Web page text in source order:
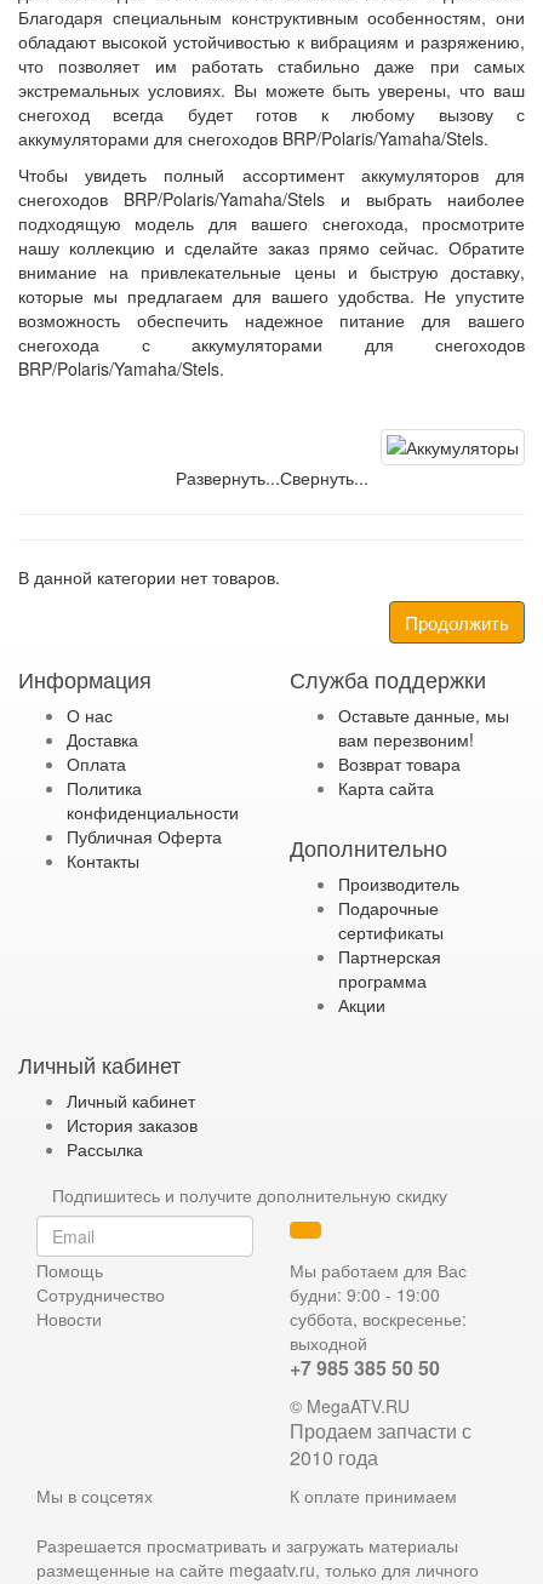
Благодаря специальным конструктивным особенностям, они
обладают высокой устойчивостью к вибрациям и разряжению,
что позволяет им работать стабильно даже при самых
экстремальных условиях. Вы можете быть уверены, что ваш
снегоход всегда будет готов к любому вызову с
аккумуляторами для снегоходов BRP/Polaris/Yamaha/Stels.
Чтобы увидеть полный ассортимент аккумуляторов для
снегоходов BRP/Polaris/Yamaha/Stels и выбрать наиболее
подходящую модель для вашего снегохода, просмотрите
нашу коллекцию и сделайте заказ прямо сейчас. Обратите
внимание на привлекательные цены и быструю доставку,
которые мы предлагаем для вашего удобства. Не упустите
возможность обеспечить надежное питание для вашего
снегохода с аккумуляторами для снегоходов
BRP/Polaris/Yamaha/Stels.
Развернуть...Свернуть...
В данной категории нет товаров.
Продолжить
Информация
О нас
Доставка
Оплата
Политика
конфиденциальности
Публичная Оферта
Контакты
Служба поддержки
Оставьте данные, мы
вам перезвоним!
Возврат товара
Карта сайта
Дополнительно
Производитель
Подарочные
сертификаты
Партнерская
программа
Акции
Личный кабинет
Личный кабинет
История заказов
Рассылка
Подпишитесь и получите дополнительную скидку
Помощь
Сотрудничество
Новости
Мы работаем для Вас
будни: 9:00 - 19:00
суббота, воскресенье:
выходной
+7 985 385 50 50
© MegaATV.RU
Продаем запчасти с
2010 года
Мы в соцсетях К оплате принимаем
Разрешается просматривать и загружать материалы
размещенные на сайте megaatv.ru, только для личного